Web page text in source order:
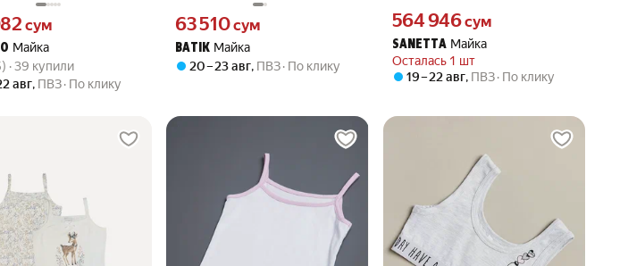
Майка
сум вместо
сум
4.8 из 5
· 39 купили
· 39 купили
авг, ПВЗ По клику
BATIK Майка
Цена 63510 сум вместо
63 510сум
20 – 23 авг, ПВЗ По клику
SANETTA Майка
Осталась 1 шт
Цена 564946 сум вместо
564 946сум
19 – 22 авг, ПВЗ По клику